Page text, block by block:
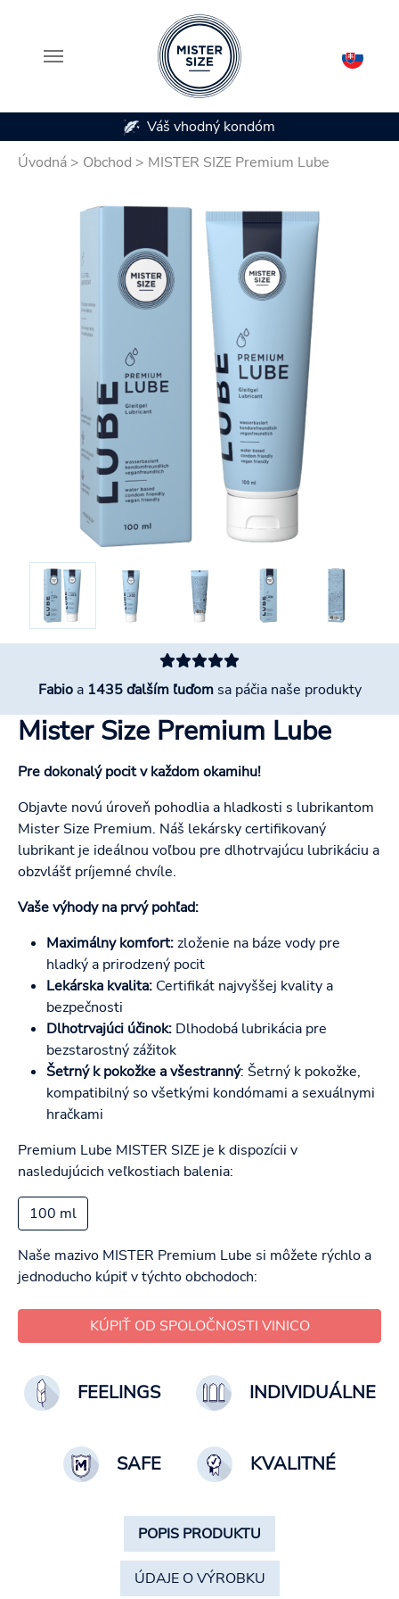
Skip to main content
Váš vhodný kondóm
Úvodná > Obchod > MISTER SIZE Premium Lube
Fabioa 1435 ďalším ľuďomsa páčia naše produkty
Mister Size Premium Lube
Pre dokonalý pocit v každom okamihu!
Objavte novú úroveň pohodlia a hladkosti s lubrikantom
Mister Size Premium. Náš lekársky certifikovaný
lubrikant je ideálnou voľbou pre dlhotrvajúcu lubrikáciu a
obzvlášť príjemné chvíle.
Vaše výhody na prvý pohľad:
Maximálny komfort:zloženie na báze vody pre
hladký a prirodzený pocit
Lekárska kvalita: Certifikát najvyššej kvality a
bezpečnosti
Dlhotrvajúci účinok: Dlhodobá lubrikácia pre
bezstarostný zážitok
Šetrný k pokožke a všestranný: Šetrný k pokožke,
kompatibilný so všetkými kondómami a sexuálnymi
hračkami
Premium Lube MISTER SIZE je k dispozícii v
nasledujúcich veľkostiach balenia:
100 ml
Naše mazivo MISTER Premium Lube si môžete rýchlo a
jednoducho kúpiť v týchto obchodoch:
KÚPIŤ OD SPOLOČNOSTI VINICO
FEELINGS INDIVIDUÁLNE
SAFE KVALITNÉ
POPIS PRODUKTU
ÚDAJE O VÝROBKU